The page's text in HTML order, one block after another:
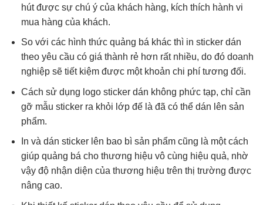
hút được sự chú ý của khách hàng, kích thích hành vi
mua hàng của khách.
So với các hình thức quảng bá khác thì in sticker dán
theo yêu cầu có giá thành rẻ hơn rất nhiều, do đó doanh
nghiệp sẽ tiết kiệm được một khoản chi phí tương đối.
Cách sử dụng logo sticker dán không phức tạp, chỉ cần
gỡ mẫu sticker ra khỏi lớp đế là đã có thể dán lên sản
phẩm.
In và dán sticker lên bao bì sản phẩm cũng là một cách
giúp quảng bá cho thương hiệu vô cùng hiệu quả, nhờ
vậy độ nhận diện của thương hiệu trên thị trường được
nâng cao.